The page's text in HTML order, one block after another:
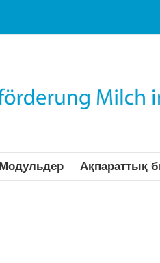
Модульдер Ақпараттық